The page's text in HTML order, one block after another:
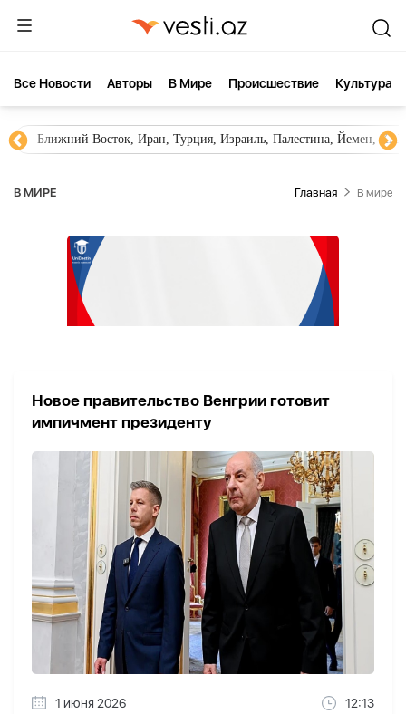
Все Новости Aвторы В Мире Происшествие Культура
Ближний Восток, Иран, Турция, Израиль, Палестина, Йемен,
В МИРЕ Главная В мире
Новое правительство Венгрии готовит
импичмент президенту
1 июня 2026 12:13